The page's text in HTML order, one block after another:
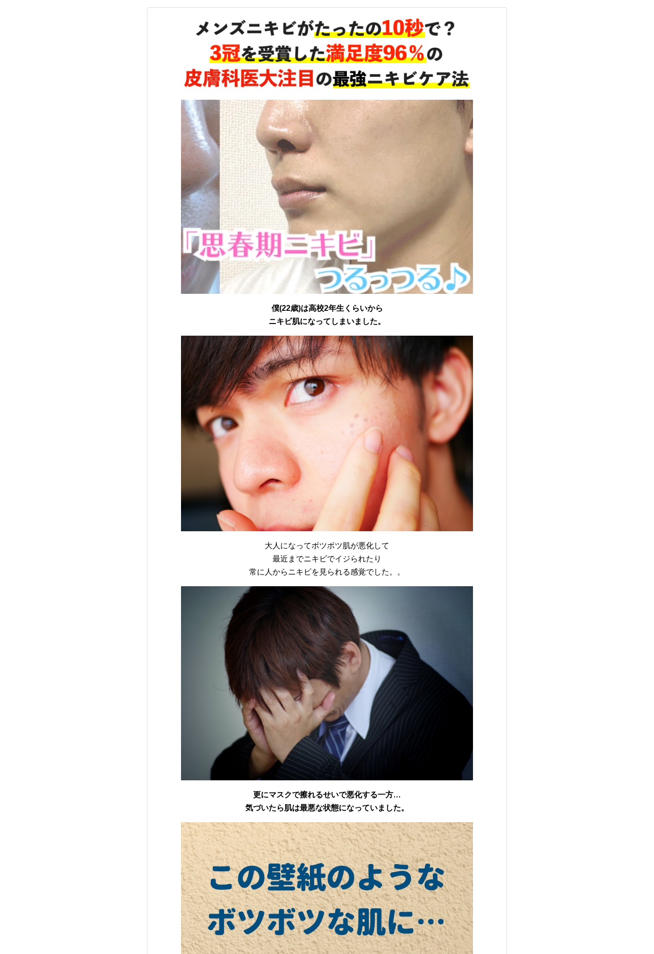
僕(22歳)は高校2年生くらいから
ニキビ肌になってしまいました。
大人になってボツボツ肌が悪化して
最近までニキビでイジられたり
常に人からニキビを見られる感覚でした。。
更にマスクで擦れるせいで悪化する一方…
気づいたら肌は最悪な状態になっていました。